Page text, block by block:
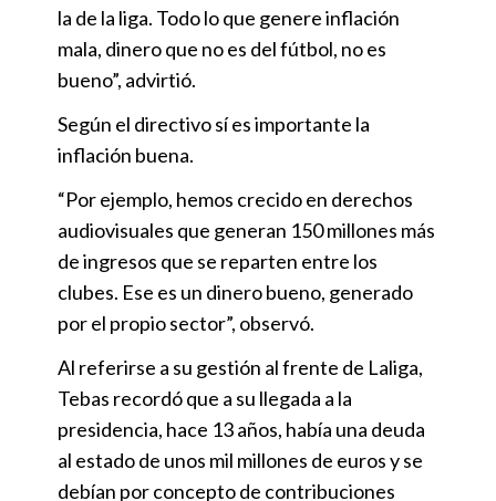
la de la liga. Todo lo que genere inflación
mala, dinero que no es del fútbol, no es
bueno”, advirtió.
Según el directivo sí es importante la
inflación buena.
“Por ejemplo, hemos crecido en derechos
audiovisuales que generan 150 millones más
de ingresos que se reparten entre los
clubes. Ese es un dinero bueno, generado
por el propio sector”, observó.
Al referirse a su gestión al frente de Laliga,
Tebas recordó que a su llegada a la
presidencia, hace 13 años, había una deuda
al estado de unos mil millones de euros y se
debían por concepto de contribuciones